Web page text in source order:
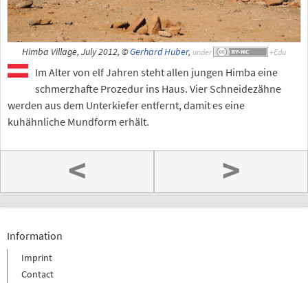
Himba Village, July 2012, ©Gerhard Huber, under
Im Alter von elf Jahren steht allen jungen Himba eine
schmerzhafte Prozedur ins Haus. Vier Schneidezähne
werden aus dem Unterkiefer entfernt, damit es eine
kuhähnliche Mundform erhält.
< >
Information
Imprint
Contact